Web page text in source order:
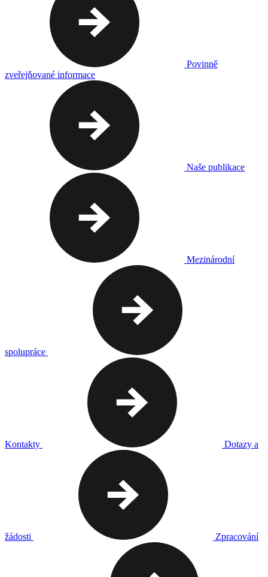
Povinně
zveřejňované informace
Naše publikace
Mezinárodní
spolupráce
Kontakty Dotazy a
žádosti Zpracování